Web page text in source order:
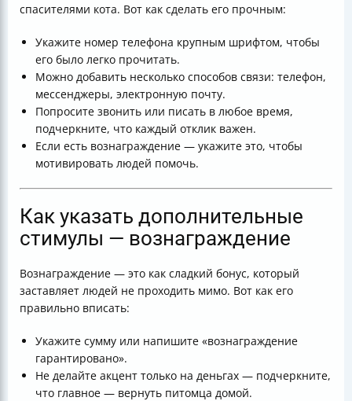
спасителями кота. Вот как сделать его прочным:
Укажите номер телефона крупным шрифтом, чтобы
его было легко прочитать.
Можно добавить несколько способов связи: телефон,
мессенджеры, электронную почту.
Попросите звонить или писать в любое время,
подчеркните, что каждый отклик важен.
Если есть вознаграждение — укажите это, чтобы
мотивировать людей помочь.
Как указать дополнительные
стимулы — вознаграждение
Вознаграждение — это как сладкий бонус, который
заставляет людей не проходить мимо. Вот как его
правильно вписать:
Укажите сумму или напишите «вознаграждение
гарантировано».
Не делайте акцент только на деньгах — подчеркните,
что главное — вернуть питомца домой.